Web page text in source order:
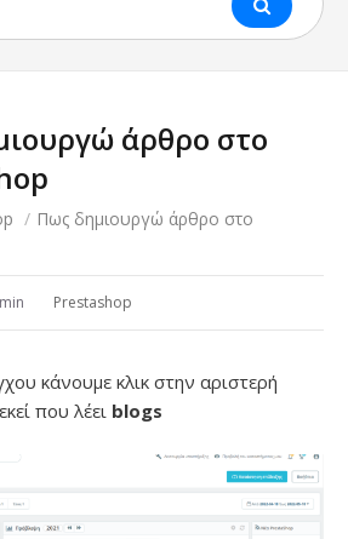
άρθρο στο
/ Πως δημιουργώ άρθρο στο
Prestashop
κάνουμε κλικ στην αριστερή
που λέει blogs